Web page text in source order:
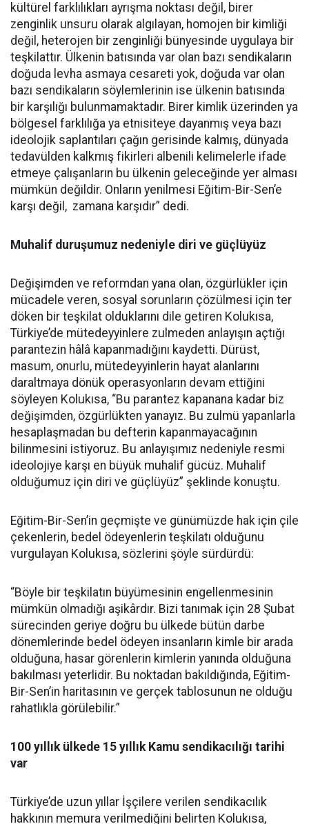
kültürel farklılıkları ayrışma noktası değil, birer
zenginlik unsuru olarak algılayan, homojen bir kimliği
değil, heterojen bir zenginliği bünyesinde uygulaya bir
teşkilattır. Ülkenin batısında var olan bazı sendikaların
doğuda levha asmaya cesareti yok, doğuda var olan
bazı sendikaların söylemlerinin ise ülkenin batısında
bir karşılığı bulunmamaktadır. Birer kimlik üzerinden ya
bölgesel farklılığa ya etnisiteye dayanmış veya bazı
ideolojik saplantıları çağın gerisinde kalmış, dünyada
tedavülden kalkmış fikirleri albenili kelimelerle ifade
etmeye çalışanların bu ülkenin geleceğinde yer alması
mümkün değildir. Onların yenilmesi Eğitim-Bir-Sen’e
karşı değil, zamana karşıdır” dedi.
Muhalif duruşumuz nedeniyle diri ve güçlüyüz
Değişimden ve reformdan yana olan, özgürlükler için
mücadele veren, sosyal sorunların çözülmesi için ter
döken bir teşkilat olduklarını dile getiren Kolukısa,
Türkiye’de mütedeyyinlere zulmeden anlayışın açtığı
parantezin hâlâ kapanmadığını kaydetti. Dürüst,
masum, onurlu, mütedeyyinlerin hayat alanlarını
daraltmaya dönük operasyonların devam ettiğini
söyleyen Kolukısa, “Bu parantez kapanana kadar biz
değişimden, özgürlükten yanayız. Bu zulmü yapanlarla
hesaplaşmadan bu defterin kapanmayacağının
bilinmesini istiyoruz. Bu anlayışımız nedeniyle resmi
ideolojiye karşı en büyük muhalif gücüz. Muhalif
olduğumuz için diri ve güçlüyüz” şeklinde konuştu.
Eğitim-Bir-Sen’in geçmişte ve günümüzde hak için çile
çekenlerin, bedel ödeyenlerin teşkilatı olduğunu
vurgulayan Kolukısa, sözlerini şöyle sürdürdü:
“Böyle bir teşkilatın büyümesinin engellenmesinin
mümkün olmadığı aşikârdır. Bizi tanımak için 28 Şubat
sürecinden geriye doğru bu ülkede bütün darbe
dönemlerinde bedel ödeyen insanların kimle bir arada
olduğuna, hasar görenlerin kimlerin yanında olduğuna
bakılması yeterlidir. Bu noktadan bakıldığında, Eğitim-
Bir-Sen’in haritasının ve gerçek tablosunun ne olduğu
rahatlıkla görülebilir.”
100 yıllık ülkede 15 yıllık Kamu sendikacılığı tarihi
var
Türkiye’de uzun yıllar İşçilere verilen sendikacılık
hakkının memura verilmediğini belirten Kolukısa,